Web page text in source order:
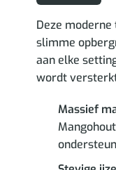
Deze
slimme
aan elke
wordt
Massief